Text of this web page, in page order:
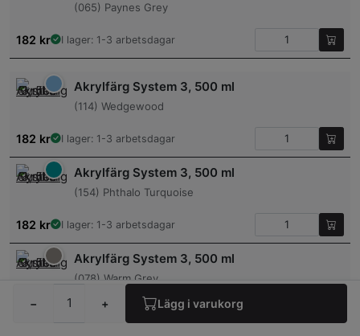
− + Lägg i varukorg
(065) Paynes Grey
182 kr I lager: 1-3 arbetsdagar
Akrylfärg System 3, 500 ml
(114) Wedgewood
182 kr I lager: 1-3 arbetsdagar
Akrylfärg System 3, 500 ml
(154) Phthalo Turquoise
182 kr I lager: 1-3 arbetsdagar
Akrylfärg System 3, 500 ml
(078) Warm Grey
I lager: 1-3 arbetsdagar